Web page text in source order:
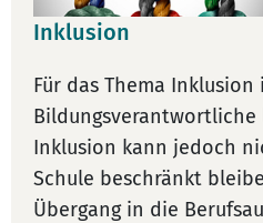
Inklusion
Für das Thema
Inklusion kann jedoch
Schule beschränkt
Übergang in die